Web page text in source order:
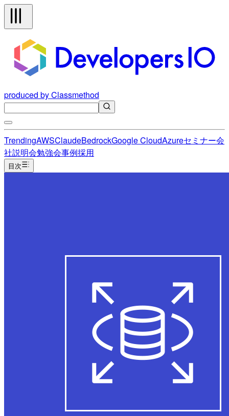
produced by Classmethod
TrendingAWSClaudeBedrockGoogle CloudAzureセミナー会
社説明会勉強会事例採用
目次